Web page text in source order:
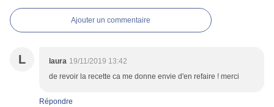
Ajouter un commentaire
L laura 19/11/2019 13:42
de revoir la recette ca me donne envie d'en refaire ! merci
Répondre